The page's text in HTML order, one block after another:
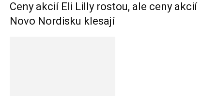
Ceny akcií Eli Lilly rostou, ale ceny akcií
Novo Nordisku klesají